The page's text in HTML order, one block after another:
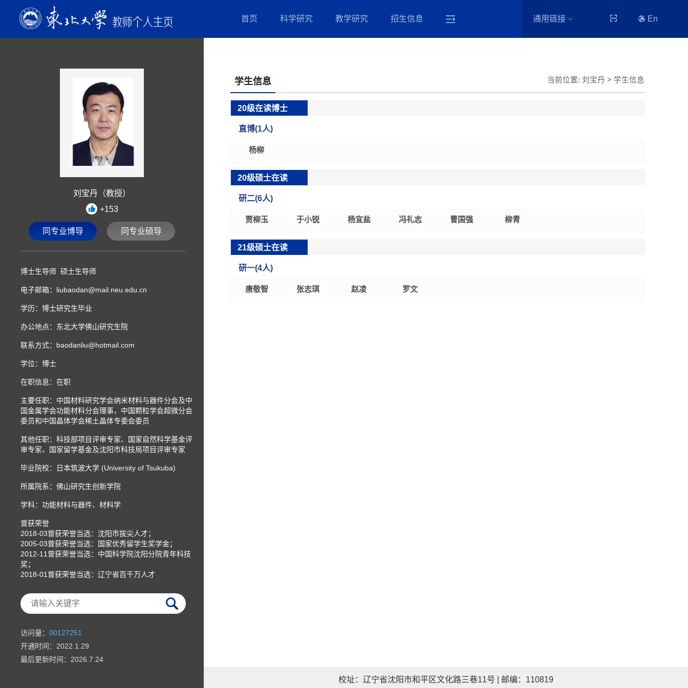
首页 科学研究 教学研究 招生信息 通用链接 En
刘宝丹（教授）
+153
同专业博导 同专业硕导
博士生导师 硕士生导师
电子邮箱： liubaodan@mail.neu.edu.cn
学历：博士研究生毕业
办公地点：东北大学佛山研究生院
联系方式： baodanliu@hotmail.com
学位：博士
在职信息：在职
主要任职：中国材料研究学会纳米材料与器件分会及中
国金属学会功能材料分会理事，中国颗粒学会超微分会
委员和中国晶体学会稀土晶体专委会委员
其他任职：科技部项目评审专家、国家自然科学基金评
审专家、国家留学基金及沈阳市科技局项目评审专家
毕业院校：日本筑波大学 (University of Tsukuba)
所属院系：佛山研究生创新学院
学科：功能材料与器件、材料学
曾获荣誉
2018-03曾获荣誉当选：沈阳市拔尖人才；
2005-03曾获荣誉当选：国家优秀留学生奖学金；
2012-11曾获荣誉当选：中国科学院沈阳分院青年科技
奖；
2018-01曾获荣誉当选：辽宁省百千万人才
访问量： 00127251
开通时间： 2022 1 29
最后更新时间： 2026 7 24
当前位置:刘宝丹 > 学生信息
学生信息
20级在读博士
直博(1人)
杨柳
20级硕士在读
研二(6人)
贾柳玉 于小锐 杨宜盐 冯礼志 曹国强 柳青
21级硕士在读
研一(4人)
唐敬智 张志琪 赵凌 罗文
校址：辽宁省沈阳市和平区文化路三巷11号 | 邮编：110819